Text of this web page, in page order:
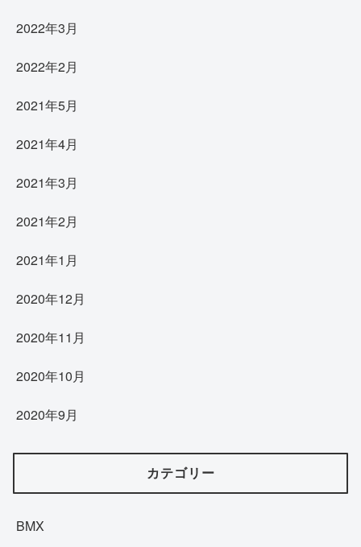
2022年3月
2022年2月
2021年5月
2021年4月
2021年3月
2021年2月
2021年1月
2020年12月
2020年11月
2020年10月
2020年9月
カテゴリー
BMX